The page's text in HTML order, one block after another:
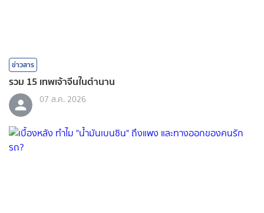
ข่าวสาร
รวม 15 เทพเจ้าจีนในตำนาน
07 ส.ค. 2026